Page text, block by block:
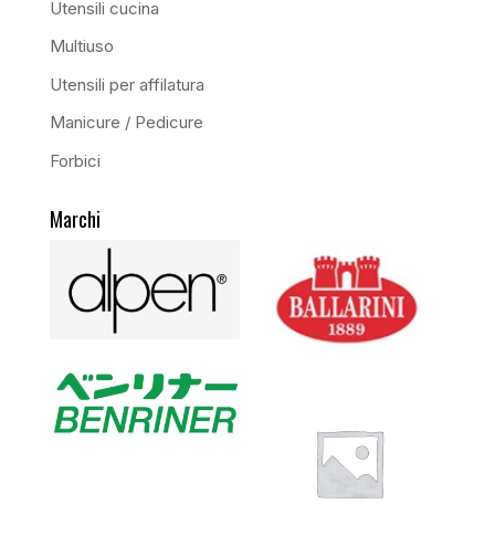
Utensili cucina
Multiuso
Utensili per affilatura
Manicure / Pedicure
Forbici
Marchi